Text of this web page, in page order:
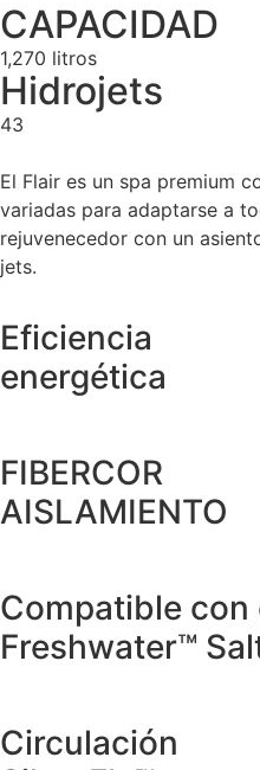
CAPACIDAD
1,270 litros
Hidrojets
43
El Flair es un spa premium
variadas para adaptarse a
rejuvenecedor con un
jets.
Eficiencia
energética
FIBERCOR
AISLAMIENTO
Compatible con
Freshwater™
Circulación